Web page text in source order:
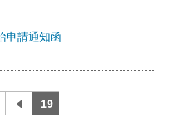
申請通知函
19